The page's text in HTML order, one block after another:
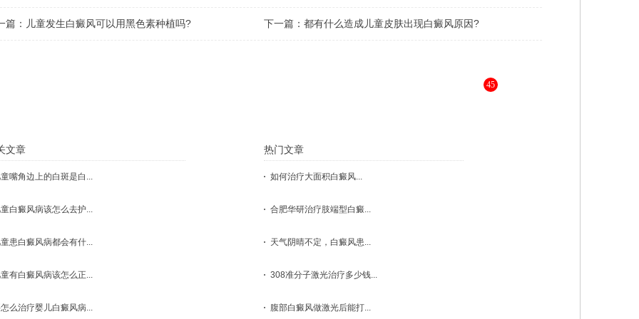
篇： 儿童发生白癜风可以用黑色素种植吗? 下一篇： 都有什么造成儿童皮肤出现白癜风原因?
45
文章
童嘴角边上的白斑是白...
童白癜风病该怎么去护...
童患白癜风病都会有什...
童有白癜风病该怎么正...
么治疗婴儿白癜风病...
热门文章
如何治疗大面积白癜风...
合肥华研治疗肢端型白癜...
天气阴晴不定，白癜风患...
308准分子激光治疗多少钱...
腹部白癜风做激光后能打...